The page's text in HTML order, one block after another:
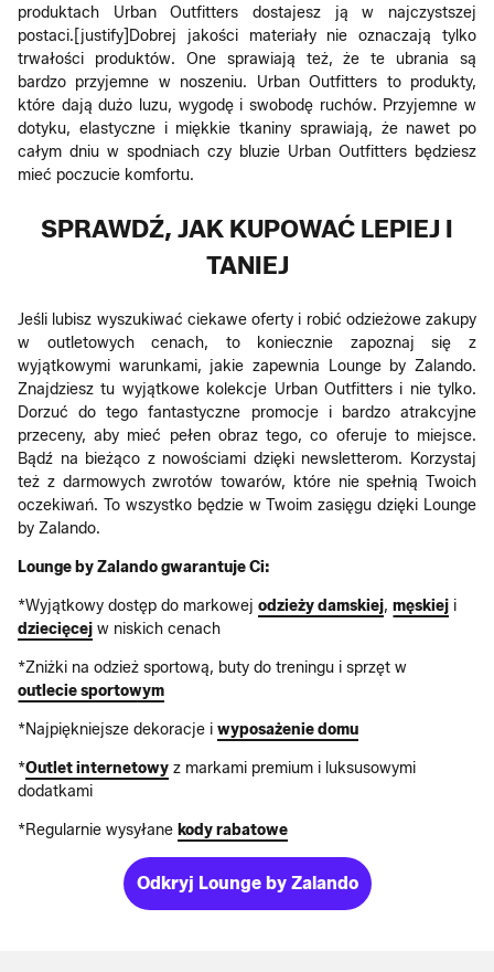
produktach Urban Outfitters dostajesz ją w najczystszej
postaci.[justify]Dobrej jakości materiały nie oznaczają tylko
trwałości produktów. One sprawiają też, że te ubrania są
bardzo przyjemne w noszeniu. Urban Outfitters to produkty,
które dają dużo luzu, wygodę i swobodę ruchów. Przyjemne w
dotyku, elastyczne i miękkie tkaniny sprawiają, że nawet po
całym dniu w spodniach czy bluzie Urban Outfitters będziesz
mieć poczucie komfortu.
SPRAWDŹ, JAK KUPOWAĆ LEPIEJ I
TANIEJ
Jeśli lubisz wyszukiwać ciekawe oferty i robić odzieżowe zakupy
w outletowych cenach, to koniecznie zapoznaj się z
wyjątkowymi warunkami, jakie zapewnia Lounge by Zalando.
Znajdziesz tu wyjątkowe kolekcje Urban Outfitters i nie tylko.
Dorzuć do tego fantastyczne promocje i bardzo atrakcyjne
przeceny, aby mieć pełen obraz tego, co oferuje to miejsce.
Bądź na bieżąco z nowościami dzięki newsletterom. Korzystaj
też z darmowych zwrotów towarów, które nie spełnią Twoich
oczekiwań. To wszystko będzie w Twoim zasięgu dzięki Lounge
by Zalando.
Lounge by Zalando gwarantuje Ci:
*Wyjątkowy dostęp do markowej odzieży damskiej, męskiej i
dziecięcej w niskich cenach
*Zniżki na odzież sportową, buty do treningu i sprzęt w
outlecie sportowym
*Najpiękniejsze dekoracje i wyposażenie domu
*Outlet internetowy z markami premium i luksusowymi
dodatkami
*Regularnie wysyłane kody rabatowe
Odkryj Lounge by Zalando